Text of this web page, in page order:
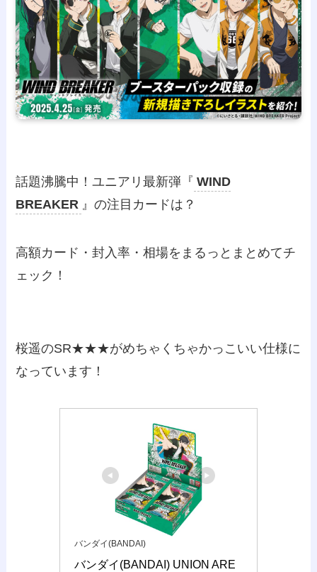
話題沸騰中！ユニアリ最新弾『 WIND
BREAKER 』の注目カードは？
高額カード・封入率・相場をまるっとまとめてチ
ェック！
桜遥のSR★★★がめちゃくちゃかっこいい仕様に
なっています！
バンダイ(BANDAI)
バンダイ(BANDAI) UNION ARE